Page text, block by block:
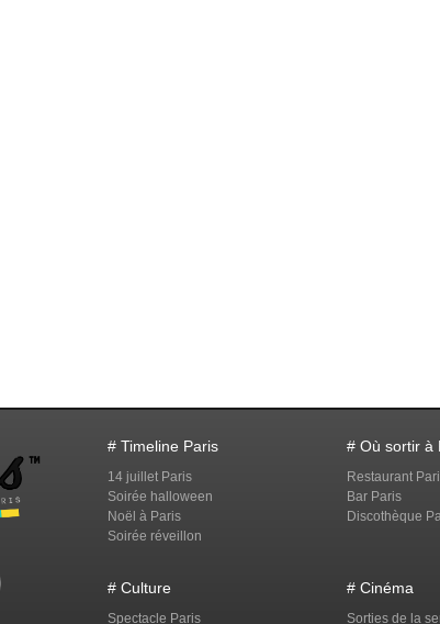
# Timeline Paris
14 juillet Paris
Soirée halloween
Noël à Paris
Soirée réveillon
# Où sortir à
Restaurant
Bar Paris
Discothèque
# Culture
Spectacle Paris
# Cinéma
Sorties de la